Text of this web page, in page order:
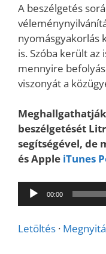
A beszélgetés
nyomásgyakorlás
is. Szóba került az
mennyire
viszonyát a
beszélgetését
segítségével, de
és Apple iTunes
Audió
lejátszó
00:00
Letöltés ·